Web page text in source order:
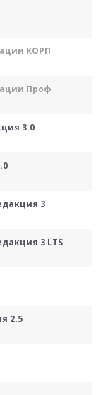
КОРП
Проф
3.0
3
3 LTS
2.5